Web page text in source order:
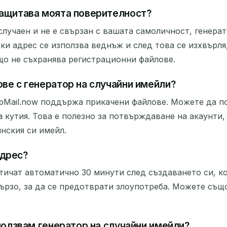
моята поверителност?
и не е свързан с вашата самоличност,
адрес се използва веднъж и след това се
не съхранява регистрационни файлове.
с генератор на случайни имейли?
поддържа прикачени файлове. Можете да
Това е полезно за потвърждаване на
си имейл.
автоматично 30 минути след създаването си,
за да се предотврати злоупотреба. Можете